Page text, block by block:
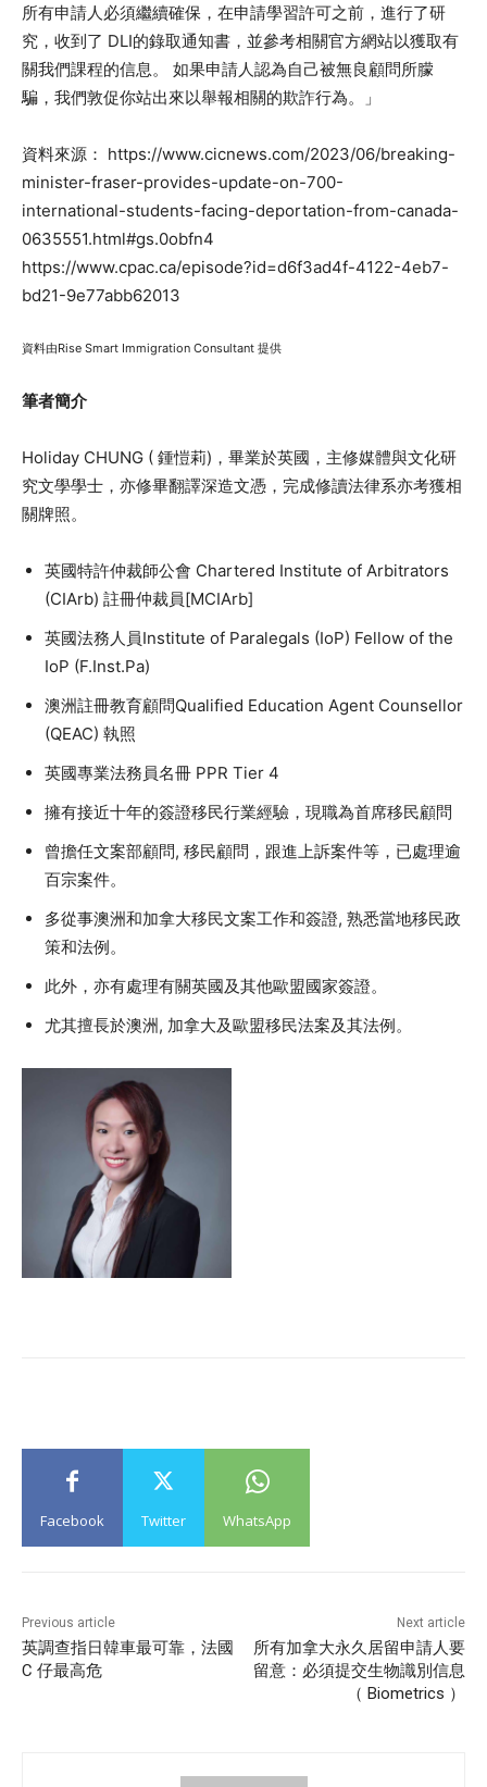
所有申請人必須繼續確保，在申請學習許可之前，進行了研
究，收到了 DLI的錄取通知書，並參考相關官方網站以獲取有
關我們課程的信息。 如果申請人認為自己被無良顧問所朦
騙，我們敦促你站出來以舉報相關的欺詐行為。」
資料來源： https://www.cicnews.com/2023/06/breaking-
minister-fraser-provides-update-on-700-
international-students-facing-deportation-from-canada-
0635551.html#gs.0obfn4
https://www.cpac.ca/episode?id=d6f3ad4f-4122-4eb7-
bd21-9e77abb62013
資料由Rise Smart Immigration Consultant 提供
筆者簡介
Holiday CHUNG ( 鍾愷莉)，畢業於英國，主修媒體與文化研
究文學學士，亦修畢翻譯深造文憑，完成修讀法律系亦考獲相
關牌照。
英國特許仲裁師公會 Chartered Institute of Arbitrators
(CIArb) 註冊仲裁員[MCIArb]
英國法務人員Institute of Paralegals (IoP) Fellow of the
IoP (F.Inst.Pa)
澳洲註冊教育顧問Qualified Education Agent Counsellor
(QEAC) 執照
英國專業法務員名冊 PPR Tier 4
擁有接近十年的簽證移民行業經驗，現職為首席移民顧問
曾擔任文案部顧問, 移民顧問，跟進上訴案件等，已處理逾
百宗案件。
多從事澳洲和加拿大移民文案工作和簽證, 熟悉當地移民政
策和法例。
此外，亦有處理有關英國及其他歐盟國家簽證。
尤其擅長於澳洲, 加拿大及歐盟移民法案及其法例。
Facebook Twitter WhatsApp
Previous article
英調查指日韓車最可靠，法國
C 仔最高危
Next article
所有加拿大永久居留申請人要
留意：必須提交生物識別信息
（ Biometrics ）